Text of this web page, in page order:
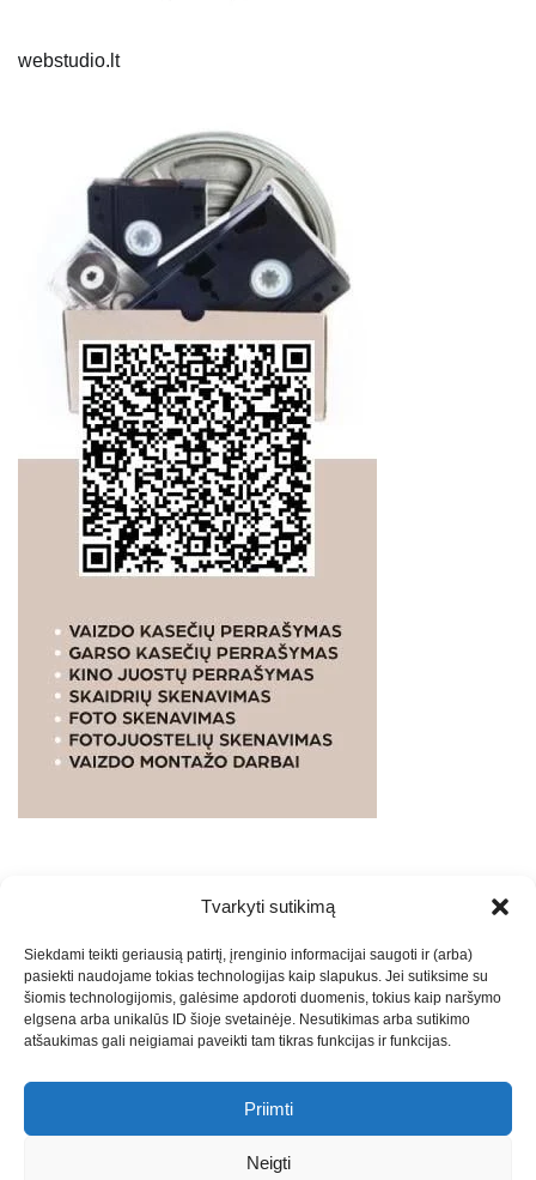
Tvarkyti sutikimą
Siekdami teikti geriausią patirtį, įrenginio informacijai saugoti ir (arba)
pasiekti naudojame tokias technologijas kaip slapukus. Jei sutiksime su
šiomis technologijomis, galėsime apdoroti duomenis, tokius kaip naršymo
elgsena arba unikalūs ID šioje svetainėje. Nesutikimas arba sutikimo
atšaukimas gali neigiamai paveikti tam tikras funkcijas ir funkcijas.
Priimti
Neigti
webstudio.lt
PASLAUGOS. SEO tekstų rašymas, turinio kūrimas,
straipsnių rašymas ir talpinimas į mūsų valdomas
svetaines.2026Armijai.LTTheme: Express News ByAdore
Themes.
Marketingo agentūra -Teisinės
-Saulius Narbutas